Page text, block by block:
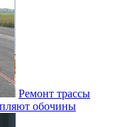
Ремонт трассы
обочины